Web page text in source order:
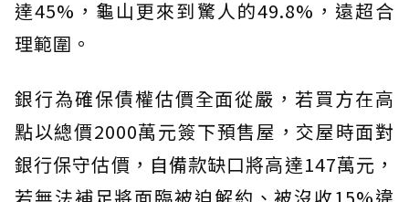
達45%，龜山更來到驚人的49.8%，遠超合
理範圍。
銀行為確保債權估價全面從嚴，若買方在高
點以總價2000萬元簽下預售屋，交屋時面對
銀行保守估價，自備款缺口將高達147萬元，